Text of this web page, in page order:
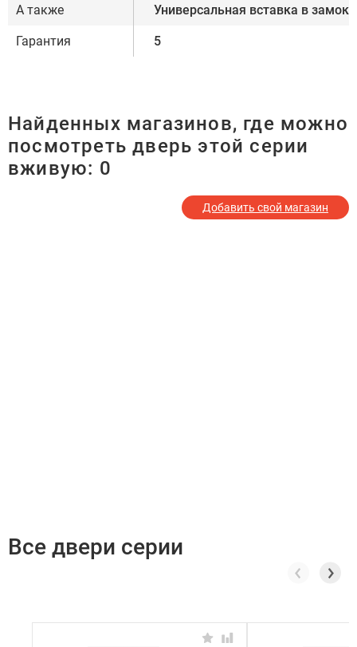
А также Универсальная вставка в
Гарантия 5
Найденных магазинов, где можно
посмотреть дверь этой серии
вживую: 0
Добавить свой магазин
Все двери серии